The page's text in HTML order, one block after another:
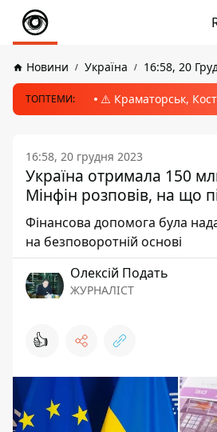
Новини Україна 16:58, 20
ТОПТЕМИ: ⚠️ Краматорськ,
16:58, 20 грудня 2023
Україна отримала 150
Мінфін розповів, на що
Фінансова допомога була
на безповоротній основі
Олексій Подать
ЖУРНАЛІСТ
👍